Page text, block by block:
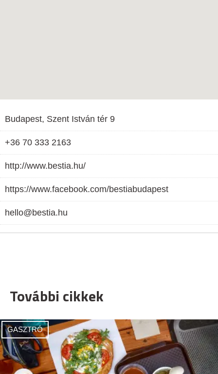
Budapest, Szent István tér 9
+36 70 333 2163
http://www.bestia.hu/
https://www.facebook.com/bestiabudapest
hello@bestia.hu
További cikkek
GASZTRÓ